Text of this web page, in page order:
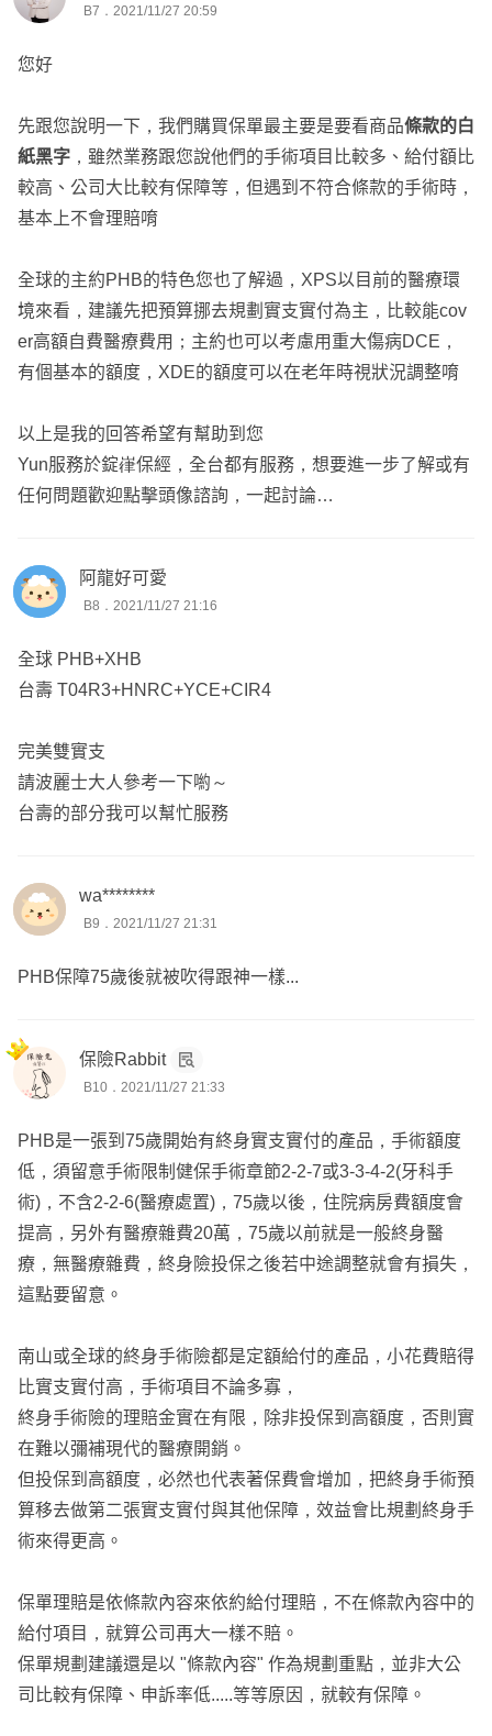
B7．2021/11/27 20:59
您好
先跟您說明一下，我們購買保單最主要是要看商品條款的白
紙黑字 ，雖然業務跟您說他們的手術項目比較多、給付額比
較高、公司大比較有保障等，但遇到不符合條款的手術時，
基本上不會理賠唷
全球的主約PHB的特色您也了解過，XPS以目前的醫療環
境來看，建議先把預算挪去規劃實支實付為主，比較能cov
er高額自費醫療費用；主約也可以考慮用重大傷病DCE，
有個基本的額度，XDE的額度可以在老年時視狀況調整唷
以上是我的回答希望有幫助到您
Yun服務於錠嵂保經，全台都有服務，想要進一步了解或有
任何問題歡迎點擊頭像諮詢，一起討論
阿龍好可愛
B8．2021/11/27 21:16
全球 PHB+XHB
台壽 T04R3+HNRC+YCE+CIR4
完美雙實支
請波麗士大人參考一下喲～
台壽的部分我可以幫忙服務
wa********
B9．2021/11/27 21:31
PHB保障75歲後就被吹得跟神一樣...
保險Rabbit
B10．2021/11/27 21:33
PHB是一張到75歲開始有終身實支實付的產品，手術額度
低，須留意手術限制健保手術章節2-2-7或3-3-4-2(牙科手
術)，不含2-2-6(醫療處置)，75歲以後，住院病房費額度會
提高，另外有醫療雜費20萬，75歲以前就是一般終身醫
療，無醫療雜費，終身險投保之後若中途調整就會有損失，
這點要留意。
南山或全球的終身手術險都是定額給付的產品，小花費賠得
比實支實付高，手術項目不論多寡，
終身手術險的理賠金實在有限，除非投保到高額度，否則實
在難以彌補現代的醫療開銷。
但投保到高額度，必然也代表著保費會增加，把終身手術預
算移去做第二張實支實付與其他保障，效益會比規劃終身手
術來得更高。
保單理賠是依條款內容來依約給付理賠，不在條款內容中的
給付項目，就算公司再大一樣不賠。
保單規劃建議還是以 "條款內容" 作為規劃重點，並非大公
司比較有保障、申訴率低.....等等原因，就較有保障。